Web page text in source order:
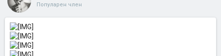
Популарен член